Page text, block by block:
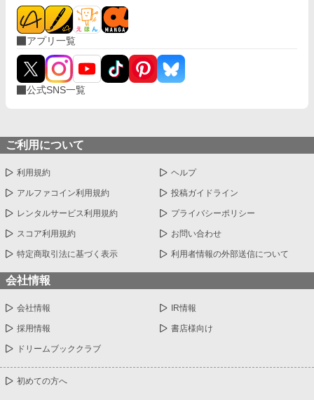
アプリ一覧
公式SNS一覧
ご利用について
利用規約 ヘルプ
アルファコイン利用規約 投稿ガイドライン
レンタルサービス利用規約 プライバシーポリシー
スコア利用規約 お問い合わせ
特定商取引法に基づく表示 利用者情報の外部送信について
会社情報
会社情報 IR情報
採用情報 書店様向け
ドリームブッククラブ
初めての方へ